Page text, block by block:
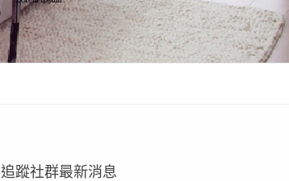
追蹤社群最新消息